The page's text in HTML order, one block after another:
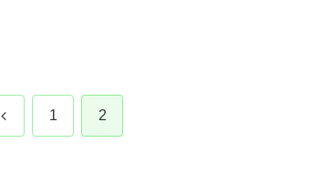
前 1 2